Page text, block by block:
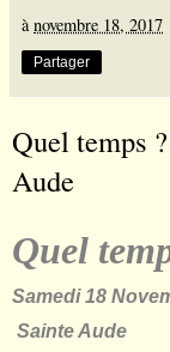
ànovembre 18, 2017
Partager
Quel temps
Aude
Quel
Samedi 18
Sainte Aude